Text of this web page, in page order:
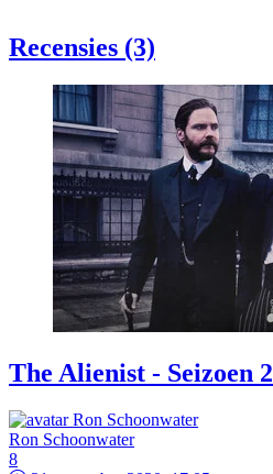
Recensies (3)
The Alienist - Seizoen 2
Ron Schoonwater
8